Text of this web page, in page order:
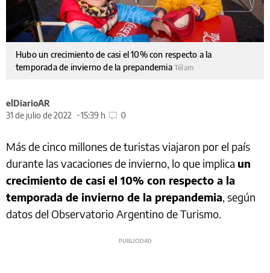
Hubo un crecimiento de casi el 10% con respecto a la
temporada de invierno de la prepandemia Télam
elDiarioAR
31 de julio de 2022
15:39 h 0
Más de cinco millones de turistas viajaron por el país
durante las vacaciones de invierno, lo que implica un
crecimiento de casi el 10% con respecto a la
temporada de invierno de la prepandemia, según
datos del Observatorio Argentino de Turismo.